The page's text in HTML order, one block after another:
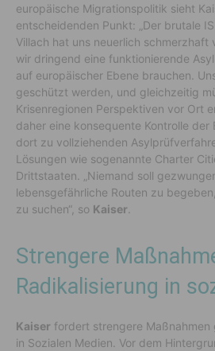
europäische Migrationspolitik sieht
entscheidenden Punkt: „Der brutale
Villach hat uns neuerlich schmerzhaft
wir dringend eine funktionierende
auf europäischer Ebene brauchen.
geschützt werden, und gleichzeitig
Krisenregionen Perspektiven vor Ort
daher eine konsequente Kontrolle der
dort zu vollziehenden
Lösungen wie sogenannte Charter
Drittstaaten. „Niemand soll
lebensgefährliche Routen zu
zu suchen“, so Kaiser
Strengere
Radikalisierung in
Kaiser fordert strengere Maßnahmen
in Sozialen Medien. Vor dem